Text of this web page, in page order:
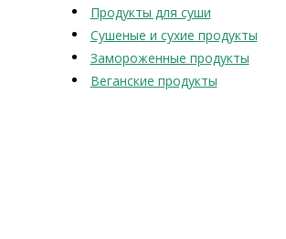
Продукты для суши
Сушеные и сухие продукты
Замороженные продукты
Веганские продукты